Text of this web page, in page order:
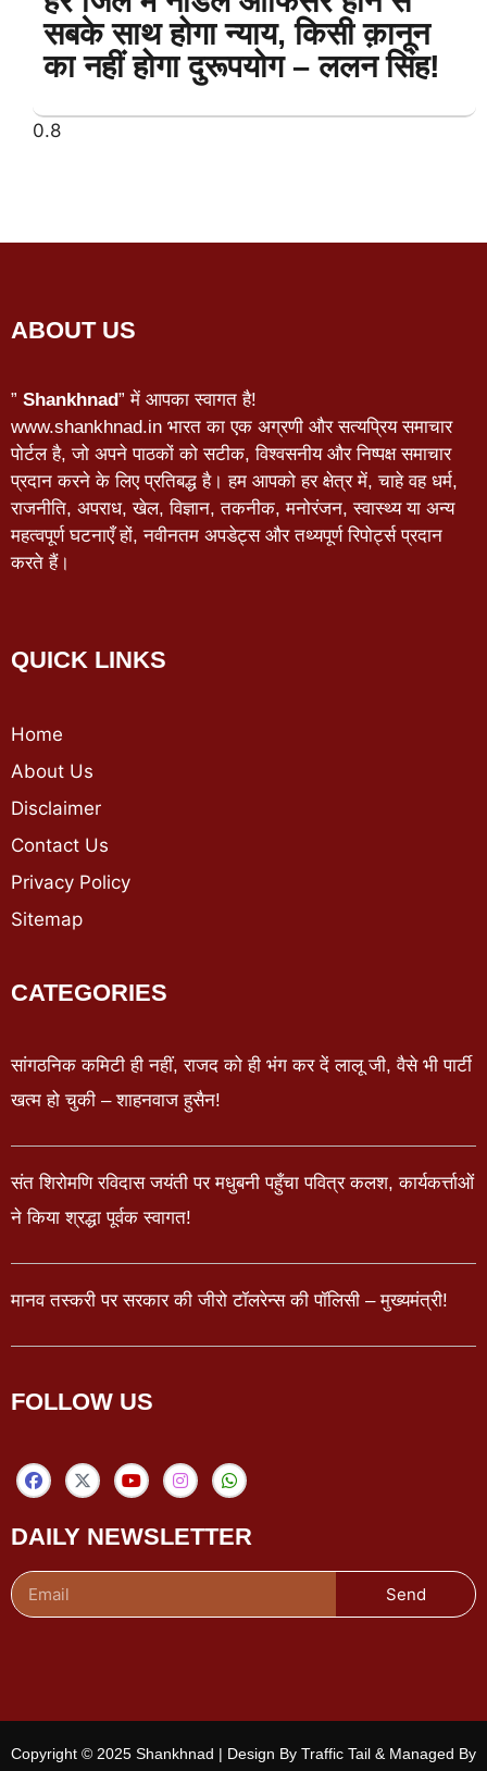
सबके साथ होगा न्याय, किसी क़ानून
का नहीं होगा दुरूपयोग – ललन सिंह!
ABOUT US
” Shankhnad” में आपका स्वागत है!
www.shankhnad.in भारत का एक अग्रणी और सत्यप्रिय समाचार
पोर्टल है, जो अपने पाठकों को सटीक, विश्वसनीय और निष्पक्ष समाचार
प्रदान करने के लिए प्रतिबद्ध है। हम आपको हर क्षेत्र में, चाहे वह धर्म,
राजनीति, अपराध, खेल, विज्ञान, तकनीक, मनोरंजन, स्वास्थ्य या अन्य
महत्वपूर्ण घटनाएँ हों, नवीनतम अपडेट्स और तथ्यपूर्ण रिपोर्ट्स प्रदान
करते हैं।
QUICK LINKS
Home
About Us
Disclaimer
Contact Us
Privacy Policy
Sitemap
CATEGORIES
सांगठनिक कमिटी ही नहीं, राजद को ही भंग कर दें लालू जी, वैसे भी पार्टी
खत्म हो चुकी – शाहनवाज हुसैन!
संत शिरोमणि रविदास जयंती पर मधुबनी पहुँचा पवित्र कलश, कार्यकर्त्ताओं
ने किया श्रद्धा पूर्वक स्वागत!
मानव तस्करी पर सरकार की जीरो टॉलरेन्स की पॉलिसी – मुख्यमंत्री!
FOLLOW US
DAILY NEWSLETTER
Send
Copyright © 2025 Shankhnad | Design By Traffic Tail & Managed By